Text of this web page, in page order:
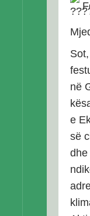
në
e
së
dhe